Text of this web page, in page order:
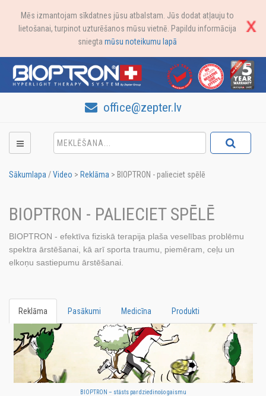
Mēs izmantojam sīkdatnes jūsu atbalstam. Jūs dodat atļauju to
lietošanai, turpinot uzturēšanos mūsu vietnē. Papildu informācija
sniegta mūsu noteikumu lapā
office@zepter.lv
Sākumlapa /Video > Reklāma > BIOPTRON - palieciet spēlē
BIOPTRON - PALIECIET SPĒLĒ
BIOPTRON - efektīva fiziskā terapija plaša veselības problēmu
spektra ārstēšanai, kā arī sporta traumu, piemēram, ceļu un
elkoņu sastiepumu ārstēšanai.
Reklāma Pasākumi Medicīna Produkti
BIOPTRON – stāsts par dziedinošo gaismu